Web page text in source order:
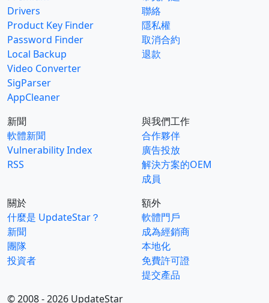
Drivers
Product Key Finder
Password Finder
Local Backup
Video Converter
SigParser
AppCleaner
聯絡
隱私權
取消合約
退款
新聞
軟體新聞
Vulnerability Index
RSS
與我們工作
合作夥伴
廣告投放
解決方案的OEM
成員
關於
什麼是 UpdateStar？
新聞
團隊
投資者
額外
軟體門戶
成為經銷商
本地化
免費許可證
提交產品
© 2008 - 2026 UpdateStar